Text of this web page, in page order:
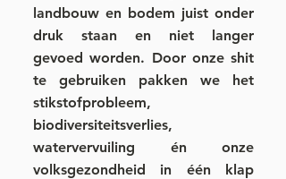
landbouw en bodem juist onder
druk staan en niet langer
gevoed worden. Door onze shit
te gebruiken pakken we het
stikstofprobleem,
biodiversiteitsverlies,
watervervuiling én onze
volksgezondheid in één klap